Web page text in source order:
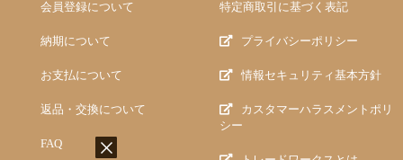
会員登録について
納期について
お支払について
返品・交換について
FAQ
特定商取引に基づく表記
プライバシーポリシー
情報セキュリティ基本方針
カスタマーハラスメントポリ
シー